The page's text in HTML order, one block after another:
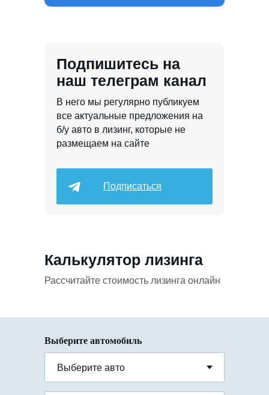
В него мы регулярно публикуем
все актуальные предложения на
б/у авто в лизинг, которые не
размещаем на сайте
Подписаться
Подпишитесь на
наш телеграм канал
Калькулятор лизинга
Рассчитайте стоимость лизинга онлайн
Выберите автомобиль